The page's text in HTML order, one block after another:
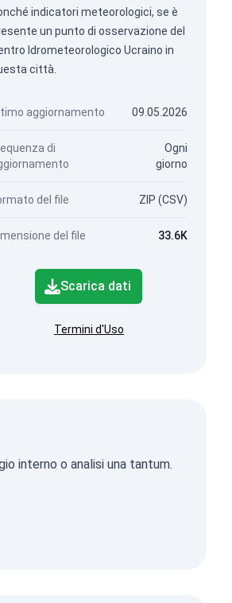
indicatori meteorologici, se è
un punto di osservazione del
Idrometeorologico Ucraino in
città.
aggiornamento 09.05.2026
di
Ogni
giorno
del file ZIP (CSV)
del file 33.6K
Scarica dati
Termini d'Uso
interno o analisi una tantum.